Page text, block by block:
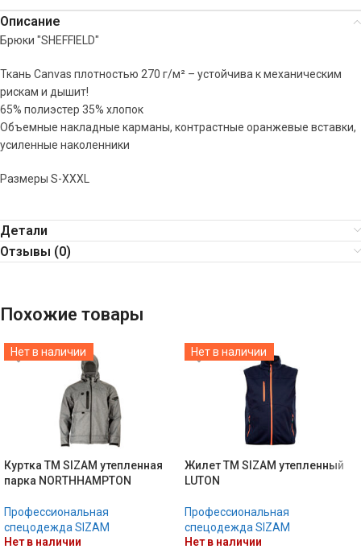
Описание
Брюки "SHEFFIELD"
Ткань Canvas плотностью 270 г/м² – устойчива к механическим
рискам и дышит!
65% полиэстер 35% хлопок
Объемные накладные карманы, контрастные оранжевые вставки,
усиленные наколенники
Размеры S-XXXL
Детали
Отзывы (0)
Похожие товары
Нет в наличии
Куртка ТМ SIZAM утепленная
парка NORTHHAMPTON
Профессиональная
спецодежда SIZAM
Нет в наличии
Нет в наличии
Жилет ТМ SIZAM утепленный
LUTON
Профессиональная
спецодежда SIZAM
Нет в наличии